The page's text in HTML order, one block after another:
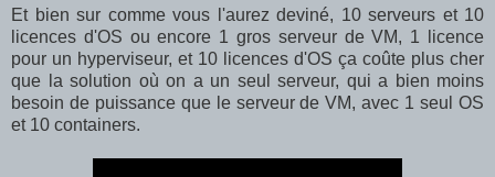
Et bien sur comme vous l'aurez deviné, 10 serveurs et 10
licences d'OS ou encore 1 gros serveur de VM, 1 licence
pour un hyperviseur, et 10 licences d'OS ça coûte plus cher
que la solution où on a un seul serveur, qui a bien moins
besoin de puissance que le serveur de VM, avec 1 seul OS
et 10 containers.